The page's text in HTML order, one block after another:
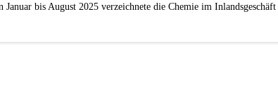
bis August 2025 verzeichnete die Chemie im